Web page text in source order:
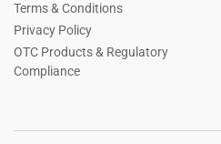
Terms & Conditions
Privacy Policy
OTC Products & Regulatory
Compliance